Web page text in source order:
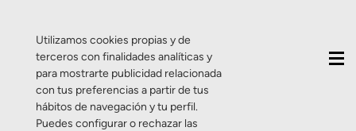
Utilizamos cookies propias y de
terceros con finalidades analíticas y
para mostrarte publicidad relacionada
con tus preferencias a partir de tus
hábitos de navegación y tu perfil.
Puedes configurar o rechazar las